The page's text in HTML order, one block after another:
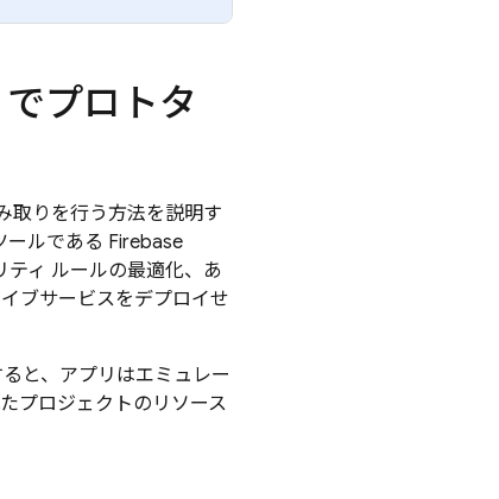
でプロトタ
取りを行う方法を説明す
ールである Firebase
ィ ルールの最適化、あ
ブサービスをデプロイせ
と、アプリはエミュレー
プロジェクトのリソース